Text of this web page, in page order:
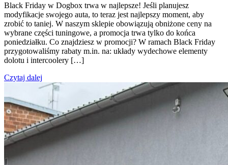
Black Friday w Dogbox trwa w najlepsze! Jeśli planujesz
modyfikacje swojego auta, to teraz jest najlepszy moment, aby
zrobić to taniej. W naszym sklepie obowiązują obniżone ceny na
wybrane części tuningowe, a promocja trwa tylko do końca
poniedziałku. Co znajdziesz w promocji? W ramach Black Friday
przygotowaliśmy rabaty m.in. na: układy wydechowe elementy
dolotu i intercoolery […]
Czytaj dalej